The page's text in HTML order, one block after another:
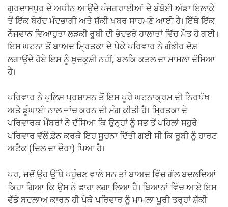
ਗੁਰਦਾਸਪੁਰ ਦੇ ਅਧੀਨ ਆਉਂਦੇ ਪੰਜਗਰਾਈਆਂ ਦੇ ਬੰਬੋਈ ਅੱਡਾ ਇਲਾਕੇ
ਤੋਂ ਇੱਕ ਬੇਹੱਦ ਮੰਦਭਾਗੀ ਅਤੇ ਸ਼ੱਕੀ ਖ਼ਬਰ ਸਾਹਮਣੇ ਆਈ ਹੈ। ਇੱਥੇ ਇੱਕ
ਨੌਜਵਾਨ ਵਿਆਹੁਤਾ ਲੜਕੀ ਰੂਬੀ ਦੀ ਭੇਦਭਰੇ ਹਾਲਾਤਾਂ ਵਿੱਚ ਮੌਤ ਹੋ ਗਈ।
ਇਸ ਘਟਨਾ ਤੋਂ ਬਾਅਦ ਮ੍ਰਿਤਕਾ ਦੇ ਪੇਕੇ ਪਰਿਵਾਰ ਨੇ ਗੰਭੀਰ ਦੋਸ਼
ਲਗਾਉਂਦੇ ਹੋਏ ਇਸ ਨੂੰ ਖ਼ੁਦਕੁਸ਼ੀ ਨਹੀਂ, ਬਲਕਿ ਕਤਲ ਦਾ ਮਾਮਲਾ ਦੱਸਿਆ
ਹੈ।
ਪਰਿਵਾਰ ਨੇ ਪੁਲਿਸ ਪ੍ਰਸ਼ਾਸਨ ਤੋਂ ਇਸ ਪੂਰੇ ਘਟਨਾਕ੍ਰਮ ਦੀ ਨਿਰਪੱਖ
ਅਤੇ ਡੂੰਘਾਈ ਨਾਲ ਜਾਂਚ ਕਰਨ ਦੀ ਮੰਗ ਕੀਤੀ ਹੈ। ਮ੍ਰਿਤਕਾ ਦੇ
ਪਰਿਵਾਰਕ ਮੈਂਬਰਾਂ ਨੇ ਦੱਸਿਆ ਕਿ ਉਨ੍ਹਾਂ ਨੂੰ ਸਭ ਤੋਂ ਪਹਿਲਾਂ ਸਹੁਰੇ
ਪਰਿਵਾਰ ਵੱਲੋਂ ਫ਼ੋਨ ਕਰਕੇ ਇਹ ਸੂਚਨਾ ਦਿੱਤੀ ਗਈ ਸੀ ਕਿ ਰੂਬੀ ਨੂੰ ਹਾਰਟ
ਅਟੈਕ (ਦਿਲ ਦਾ ਦੌਰਾ) ਪਿਆ ਹੈ।
ਪਰ, ਜਦੋਂ ਉਹ ਉੱਥੇ ਪਹੁੰਚਣ ਵਾਲੇ ਸਨ ਤਾਂ ਬਾਅਦ ਵਿੱਚ ਗੱਲ ਬਦਲਦਿਆਂ
ਕਿਹਾ ਗਿਆ ਕਿ ਉਸ ਨੇ ਫਾਹਾ ਲਗਾ ਲਿਆ ਹੈ। ਬਿਆਨਾਂ ਵਿੱਚ ਆਏ ਇਸ
ਵੱਡੇ ਬਦਲਾਅ ਕਾਰਨ ਹੀ ਪੇਕੇ ਪਰਿਵਾਰ ਨੂੰ ਮਾਮਲਾ ਪੂਰੀ ਤਰ੍ਹਾਂ ਸ਼ੱਕੀ